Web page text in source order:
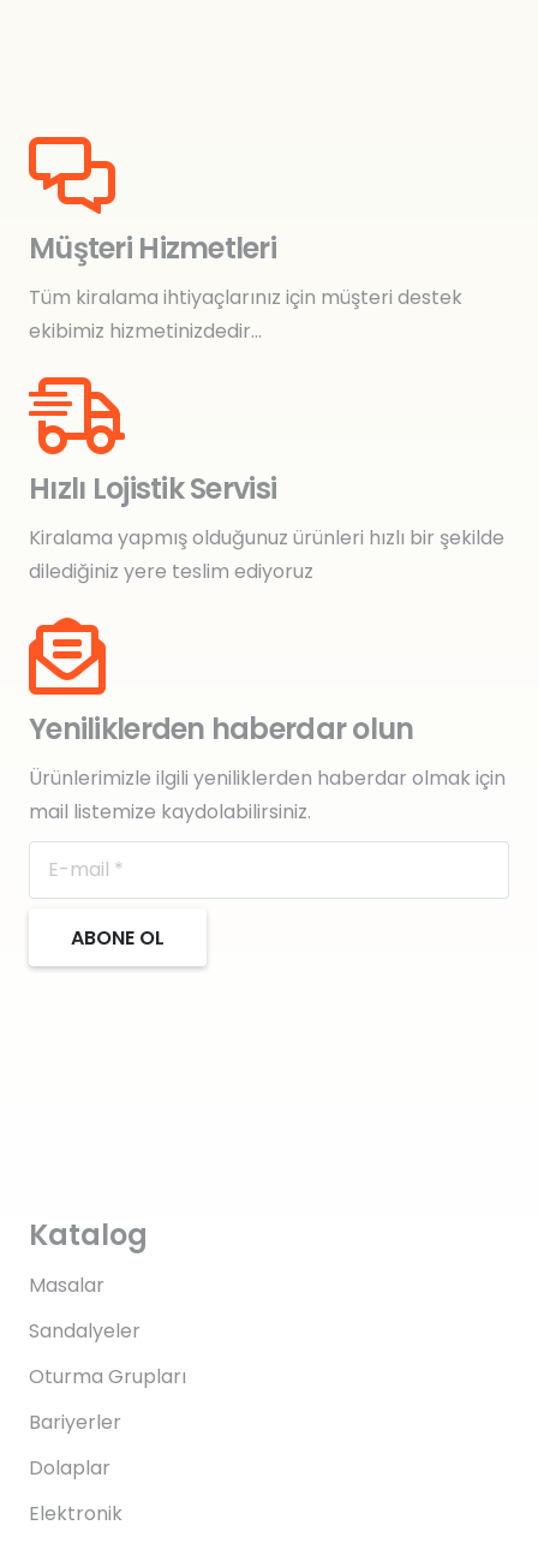
Müşteri Hizmetleri
Tüm kiralama ihtiyaçlarınız için müşteri destek
ekibimiz hizmetinizdedir…
Hızlı Lojistik Servisi
Kiralama yapmış olduğunuz ürünleri hızlı bir şekilde
dilediğiniz yere teslim ediyoruz
Yeniliklerden haberdar olun
Ürünlerimizle ilgili yeniliklerden haberdar olmak için
mail listemize kaydolabilirsiniz.
ABONE OL
Katalog
Masalar
Sandalyeler
Oturma Grupları
Bariyerler
Dolaplar
Elektronik